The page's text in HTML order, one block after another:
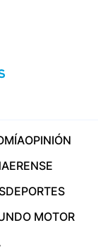
OPINIÓN
DEPORTES
MOTOR